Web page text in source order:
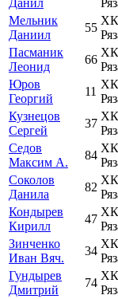
Данил
Мельник
Даниил
55
ХК
Пасманик
Леонид
66
ХК
Юров
Георгий
11
ХК
Кузнецов
Сергей
37
ХК
Седов
Максим А.
84
ХК
Соколов
Данила
82
ХК
Кондырев
Кирилл
47
ХК
Зинченко
Иван Вяч.
34
ХК
Гундырев
Дмитрий
74
ХК